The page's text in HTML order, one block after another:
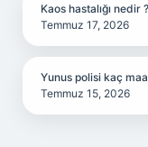
Kaos hastalığı nedir ?
Temmuz 17, 2026
Yunus polisi kaç
Temmuz 15, 2026